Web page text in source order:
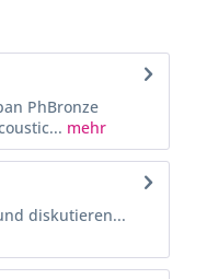
PhBronze
mehr
diskutieren...